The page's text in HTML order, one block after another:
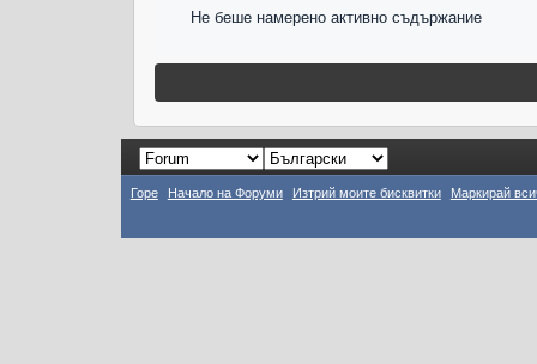
Не беше намерено активно съдържание
Горе Начало на Форуми Изтрий моите бисквитки Маркирай